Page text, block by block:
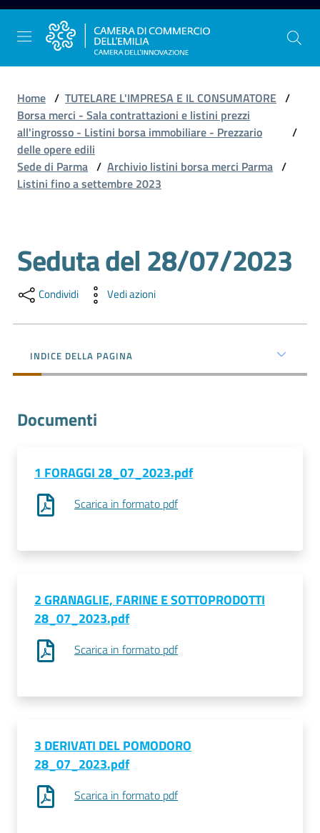
Vai al contenuto
Vai alla navigazione
Vai al footer
La
Camera
dell'Emilia
l'impresa
l'impresa
territorio
Consumatore
digitale
on line
Pagamenti
on line
Home / TUTELARE L'IMPRESA E IL CONSUMATORE /
Borsa merci - Sala contrattazioni e listini prezzi
all'ingrosso - Listini borsa immobiliare - Prezzario
delle opere edili
/
Sede di Parma / Archivio listini borsa merci Parma /
Listini fino a settembre 2023
Salta al contenuto
Seduta del 28/07/2023
Condividi Vedi azioni
INDICE DELLA PAGINA
Documenti
1 FORAGGI 28_07_2023.pdf
Scarica in formato pdf
2 GRANAGLIE, FARINE E SOTTOPRODOTTI
28_07_2023.pdf
Scarica in formato pdf
3 DERIVATI DEL POMODORO
28_07_2023.pdf
Scarica in formato pdf